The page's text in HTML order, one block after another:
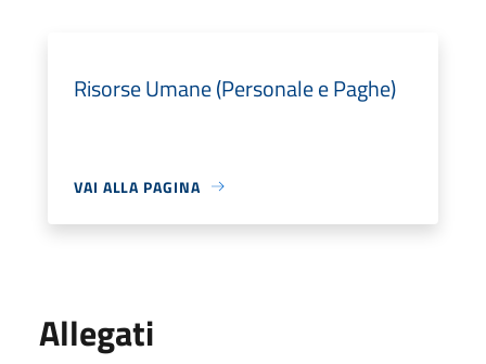
Risorse Umane (Personale e Paghe)
VAI ALLA PAGINA
Allegati